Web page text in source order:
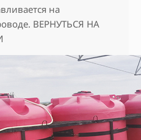
на
ВЕРНУТЬСЯ НА